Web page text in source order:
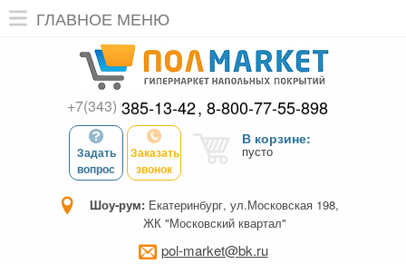
ГЛАВНОЕ МЕНЮ
+7(343) 385-13-42 8-800-77-55-898
Задать
вопрос
Заказать
звонок
В корзине:
пусто
Шоу-рум: Екатеринбург, ул.Московская 198,
ЖК "Московский квартал"
pol-market@bk.ru